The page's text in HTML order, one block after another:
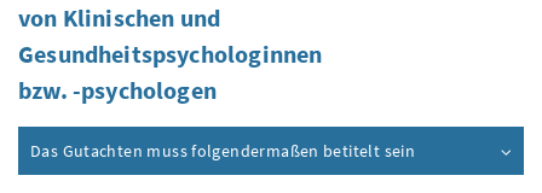
von Klinischen und
Gesundheitspsychologinnen
bzw. -psychologen
Das Gutachten muss folgendermaßen betitelt sein